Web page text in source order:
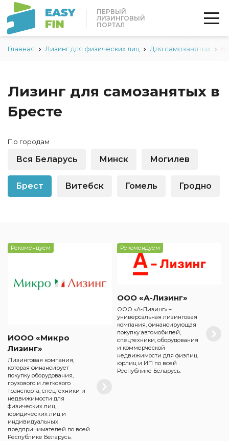
ПЕРВЫЙ
ЛИЗИНГОВЫЙ
ПОРТАЛ
Главная Лизинг для физических лиц Для самозанятых
Лизинг для самозанятых в
Бресте
По городам
Вся Беларусь Минск Могилев
Брест Витебск Гомель Гродно
Рекомендуем
ИООО «Микро
Лизинг»
Лизинговая компания,
которая финансирует
покупку оборудования,
грузового и легкового
транспорта, спецтехники и
недвижимости для
физических лиц,
юридических лиц и
индивидуальных
предпринимателей по всей
Республике Беларусь.
Рекомендуем
ООО «А-Лизинг»
ООО «А-Лизинг» –
универсальная лизинговая
компания, финансирующая
покупку автомобилей,
спецтехники, оборудования
и коммерческой
недвижимости для физлиц,
юрлиц и ИП по всей
Республике Беларусь.